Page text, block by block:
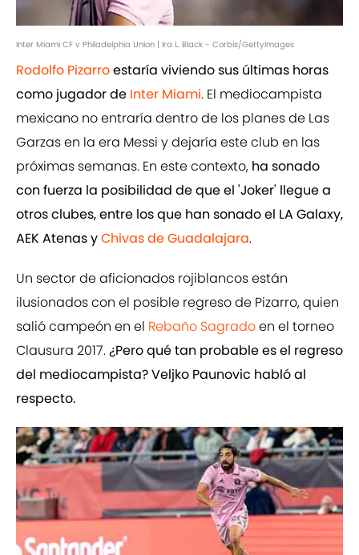
Inter Miami CF v Philadelphia Union | Ira L. Black - Corbis/GettyImages
Rodolfo Pizarroestaría viviendo sus últimas horas
como jugador de Inter Miami. El mediocampista
mexicano no entraría dentro de los planes de Las
Garzas en la era Messi y dejaría este club en las
próximas semanas. En este contexto, ha sonado
con fuerza la posibilidad de que el 'Joker' llegue a
otros clubes, entre los que han sonado el LA Galaxy,
AEK Atenas yChivas de Guadalajara.
Un sector de aficionados rojiblancos están
ilusionados con el posible regreso de Pizarro, quien
salió campeón en el Rebaño Sagradoen el torneo
Clausura 2017.¿Pero qué tan probable es el regreso
del mediocampista? Veljko Paunovic habló al
respecto.